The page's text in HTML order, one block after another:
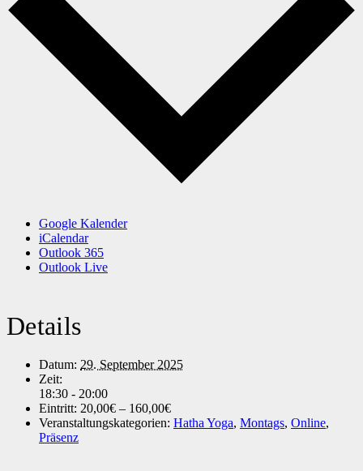
Google Kalender
iCalendar
Outlook 365
Outlook Live
Details
Datum: 29. September 2025
Zeit:
18:30 - 20:00
Eintritt: 20,00€ – 160,00€
Veranstaltungskategorien: Hatha Yoga, Montags, Online,
Präsenz